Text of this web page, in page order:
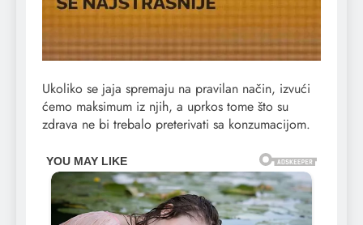
Ukoliko se jaja spremaju na pravilan način, izvući
ćemo maksimum iz njih, a uprkos tome što su
zdrava ne bi trebalo preterivati sa konzumacijom.